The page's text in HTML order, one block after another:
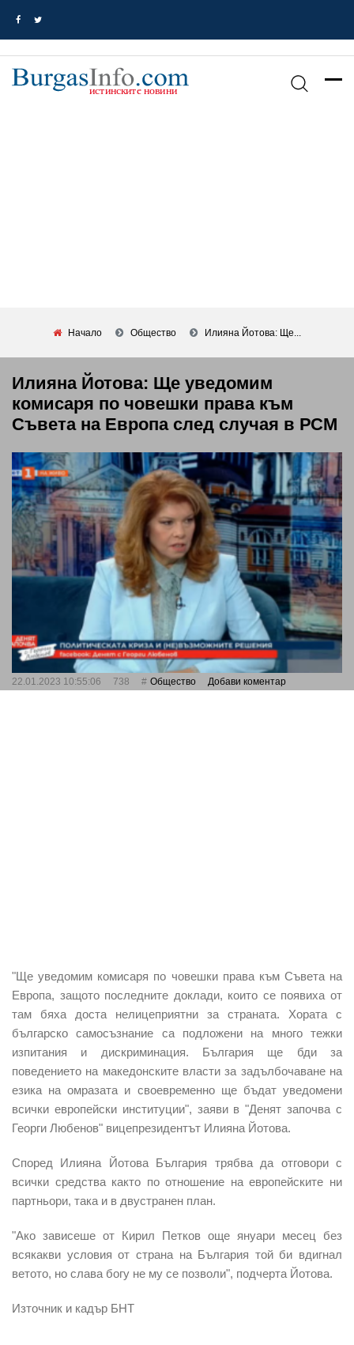
Начало Общество Илияна Йотова: Ще...
Илияна Йотова: Ще уведомим
комисаря по човешки права към
Съвета на Европа след случая в РСМ
22.01.2023 10:55:06 738 Общество Добави коментар
"Ще уведомим комисаря по човешки права към Съвета на
Европа, защото последните доклади, които се появиха от
там бяха доста нелицеприятни за страната. Хората с
българско самосъзнание са подложени на много тежки
изпитания и дискриминация. България ще бди за
поведението на македонските власти за задълбочаване на
езика на омразата и своевременно ще бъдат уведомени
всички европейски институции", заяви в "Денят започва с
Георги Любенов" вицепрезидентът Илияна Йотова.
Според Илияна Йотова България трябва да отговори с
всички средства както по отношение на европейските ни
партньори, така и в двустранен план.
"Ако зависеше от Кирил Петков още януари месец без
всякакви условия от страна на България той би вдигнал
ветото, но слава богу не му се позволи", подчерта Йотова.
Източник и кадър БНТ